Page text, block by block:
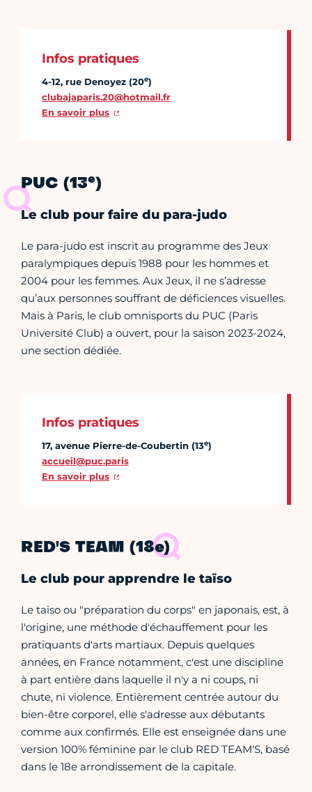
Infos pratiques
4-12, rue Denoyez (20e)
clubajaparis.20@hotmail.fr
En savoir plus
PUC (13e)
Le club pour faire du para-judo
Le para-judo est inscrit au programme des Jeux
paralympiques depuis 1988 pour les hommes et
2004 pour les femmes. Aux Jeux, il ne s’adresse
qu’aux personnes souffrant de déficiences visuelles.
Mais à Paris, le club omnisports du PUC (Paris
Université Club) a ouvert, pour la saison 2023-2024,
une section dédiée.
Infos pratiques
17, avenue Pierre-de-Coubertin (13e)
accueil@puc.paris
En savoir plus
RED'S TEAM (18e)
Le club pour apprendre le taïso
Le taïso ou "préparation du corps" en japonais, est, à
l'origine, une méthode d'échauffement pour les
pratiquants d'arts martiaux. Depuis quelques
années, en France notamment, c'est une discipline
à part entière dans laquelle il n'y a ni coups, ni
chute, ni violence. Entièrement centrée autour du
bien-être corporel, elle s'adresse aux débutants
comme aux confirmés. Elle est enseignée dans une
version 100% féminine par le club RED TEAM'S, basé
dans le 18e arrondissement de la capitale.